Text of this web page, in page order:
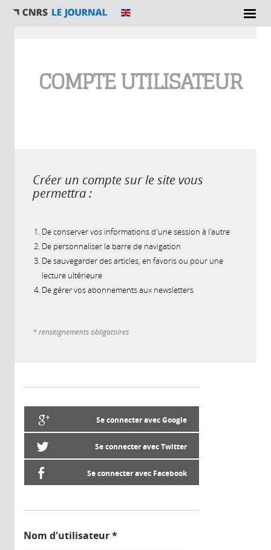
COMPTE UTILISATEUR
Créer un compte sur le site vous
permettra :
De conserver vos informations d'une session à l'autre
De personnaliser la barre de navigation
De sauvegarder des articles, en favoris ou pour une
lecture ultérieure
De gérer vos abonnements aux newsletters
* renseignements obligatoires
Se connecter avec Google
Se connecter avec Twitter
Se connecter avec Facebook
Nom d'utilisateur*